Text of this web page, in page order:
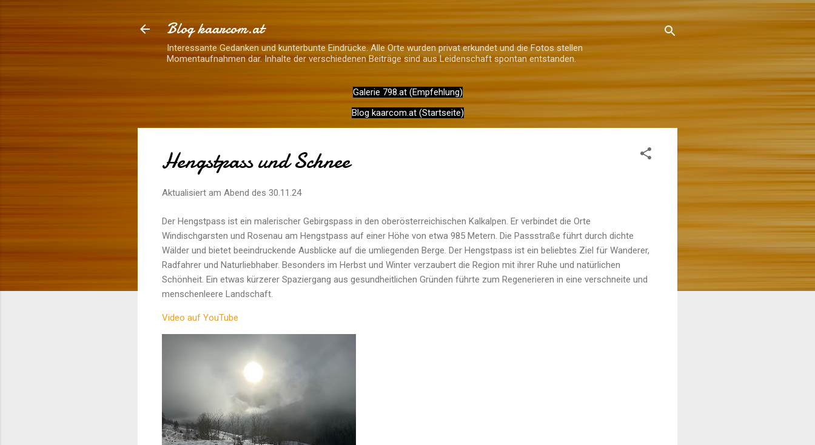
Direkt zum Hauptbereich
Blog kaarcom.at
Interessante Gedanken und kunterbunte Eindrücke. Alle Orte wurden privat erkundet und die Fotos stellen
Momentaufnahmen dar. Inhalte der verschiedenen Beiträge sind aus Leidenschaft spontan entstanden.
Galerie 798.at (Empfehlung)
Blog kaarcom.at (Startseite)
Hengstpass und Schnee
Aktualisiert am Abend des 30.11.24
Der Hengstpass ist ein malerischer Gebirgspass in den oberösterreichischen Kalkalpen. Er verbindet die Orte
Windischgarsten und Rosenau am Hengstpass auf einer Höhe von etwa 985 Metern. Die Passstraße führt durch dichte
Wälder und bietet beeindruckende Ausblicke auf die umliegenden Berge. Der Hengstpass ist ein beliebtes Ziel für Wanderer,
Radfahrer und Naturliebhaber. Besonders im Herbst und Winter verzaubert die Region mit ihrer Ruhe und natürlichen
Schönheit. Ein etwas kürzerer Spaziergang aus gesundheitlichen Gründen führte zum Regenerieren in eine verschneite und
menschenleere Landschaft.
Video auf YouTube